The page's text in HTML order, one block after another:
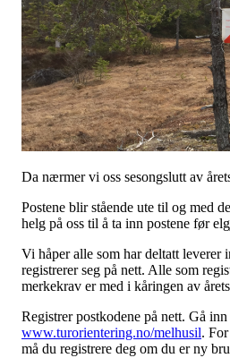
Da nærmer vi oss sesongslutt av
Postene blir stående ute til og med
helg på oss til å ta inn postene før
Vi håper alle som har deltatt leverer
registrerer seg på nett. Alle som
merkekrav er med i kåringen av
Registrer postkodene på nett. Gå inn
www.turorientering.no/melhusil.
må du registrere deg om du er ny